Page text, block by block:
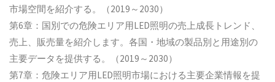
市場空間を紹介する。（2019～2030）
第6章：国別での危険エリア用LED照明の売上成長トレンド、
売上、販売量を紹介します。各国・地域の製品別と用途別の
主要データを提供する。（2019～2030）
第7章：危険エリア用LED照明市場における主要企業情報を提